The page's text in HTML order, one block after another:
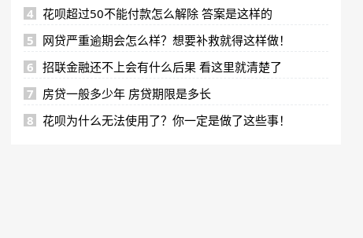
4
花呗超过50不能付款怎么解除 答案是这样的
5
网贷严重逾期会怎么样？想要补救就得这样做！
6
招联金融还不上会有什么后果 看这里就清楚了
7
房贷一般多少年 房贷期限是多长
8
花呗为什么无法使用了？你一定是做了这些事！